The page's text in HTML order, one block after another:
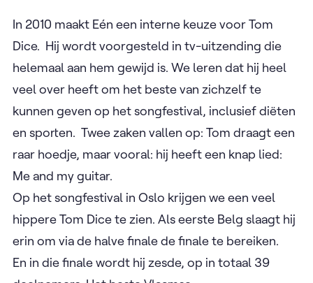
In 2010 maakt Eén een interne keuze voor Tom
Dice. Hij wordt voorgesteld in tv-uitzending die
helemaal aan hem gewijd is. We leren dat hij heel
veel over heeft om het beste van zichzelf te
kunnen geven op het songfestival, inclusief diëten
en sporten. Twee zaken vallen op: Tom draagt een
raar hoedje, maar vooral: hij heeft een knap lied:
Me and my guitar.
Op het songfestival in Oslo krijgen we een veel
hippere Tom Dice te zien. Als eerste Belg slaagt hij
erin om via de halve finale de finale te bereiken.
En in die finale wordt hij zesde, op in totaal 39